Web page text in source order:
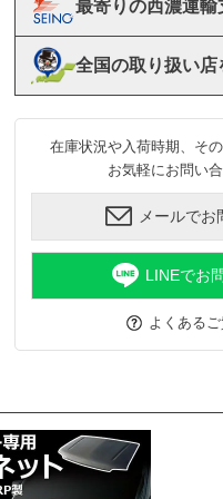
最寄りの西濃運輸
全国の取り扱い店
在庫状況や入荷時期、そ
お気軽にお問い
メールでお
LINEでお
よくある